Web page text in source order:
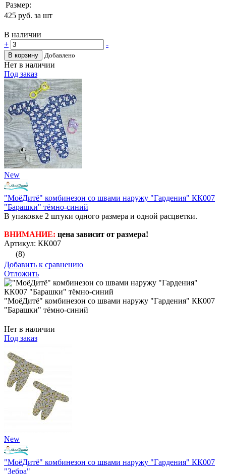
Размер:
425 руб. за шт
В наличии
+
-
В корзину Добавлено
Нет в наличии
Под заказ
New
"МоёДитё" комбинезон со швами наружу "Гардения" КК007
"Барашки" тёмно-синий
В упаковке 2 штуки одного размера и одной расцветки.
ВНИМАНИЕ: цена зависит от размера!
Артикул: КК007
(8)
Добавить к сравнению
Отложить
"МоёДитё" комбинезон со швами наружу "Гардения" КК007
"Барашки" тёмно-синий
Нет в наличии
Под заказ
New
"МоёДитё" комбинезон со швами наружу "Гардения" КК007
"Зебра"